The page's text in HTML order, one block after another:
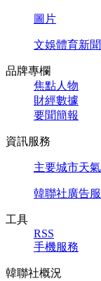
圖片
文娛體育新
品牌專欄
焦點人物
財經數據
要聞簡報
資訊服務
主要城市天
韓聯社廣告
工具
RSS
手機服務
韓聯社概況